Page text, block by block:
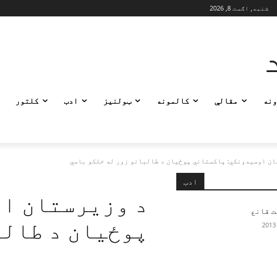
شنبه, اګست 8, 2026
مقالې کالمونه ټولنیز ادب کلتور
اوسیدونکي: پاکستاني پوځیان د طالبانو زور له خلکو باسي
د وزیرستان
پوځیان د
ادب
قانع